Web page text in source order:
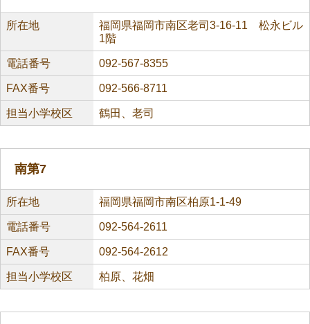
所在地
福岡県福岡市南区老司3-16-11 松永ビル
1階
電話番号 092-567-8355
FAX番号 092-566-8711
担当小学校区 鶴田、老司
南第7
所在地 福岡県福岡市南区柏原1-1-49
電話番号 092-564-2611
FAX番号 092-564-2612
担当小学校区 柏原、花畑